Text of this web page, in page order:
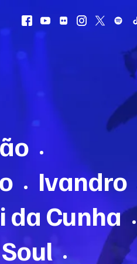
Facebook
Facebook
Youtube
Youtube
FlickrInstagram
Twitter
•
• Ivandro
da Cunha •
•